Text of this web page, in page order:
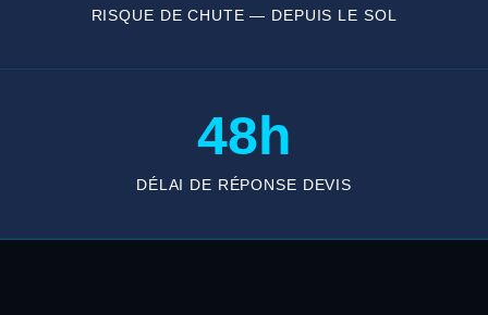
RISQUE DE CHUTE — DEPUIS LE SOL
48h
DÉLAI DE RÉPONSE DEVIS